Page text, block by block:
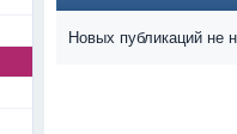
Новых публикаций не